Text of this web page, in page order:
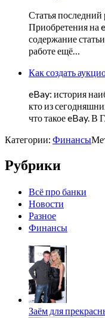
Статья
Приобретения на
содержание
работе ещё…
Как создать
eBay: история
кто из
что такое eBay. В
Категории: Финансы
Рубрики
Всё про банки
Новости
Разное
Финансы
Заём для